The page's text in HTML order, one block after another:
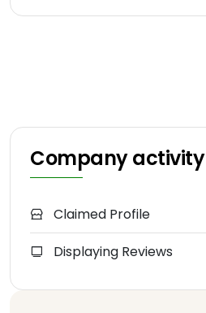
Company activity
Claimed Profile
Displaying Reviews